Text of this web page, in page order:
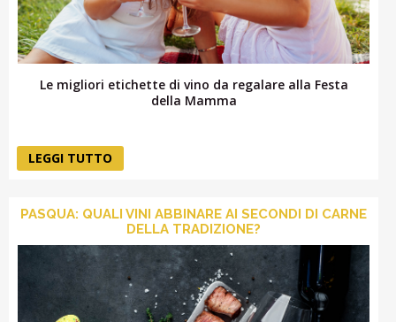
Le migliori etichette di vino da regalare alla Festa
della Mamma
LEGGI TUTTO
PASQUA: QUALI VINI ABBINARE AI SECONDI DI CARNE
DELLA TRADIZIONE?